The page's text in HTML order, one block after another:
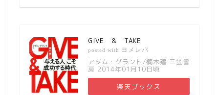
GIVE ＆ TAKE
posted with ヨメレバ
アダム・グラント/楠木建 三笠書
房 2014年01月10日頃
楽天ブックス